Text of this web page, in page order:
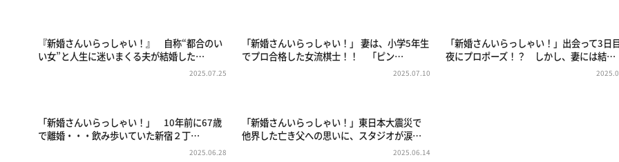
『新婚さんいらっしゃい！』 自称“都合のい
い女”と人生に迷いまくる夫が結婚した…
2025.07.25
「新婚さんいらっしゃい！」 妻は、小学5年生
でプロ合格した女流棋士！！ 「ピン…
2025.07.10
「新婚さんいらっしゃい！」出会って3日
夜にプロポーズ！？ しかし、妻には結…
「新婚さんいらっしゃい！」 10年前に67歳
で離婚・・・飲み歩いていた新宿２丁…
2025.06.28
「新婚さんいらっしゃい！」東日本大震災で
他界した亡き父への思いに、スタジオが涙…
2025.06.14